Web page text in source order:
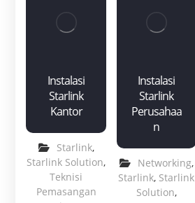
Instalasi
Starlink
Kantor
Starlink,
Starlink Solution,
Teknisi
Pemasangan
Instalasi
Starlink
Perusahaa
n
Networking,
Starlink, Starlink
Solution,